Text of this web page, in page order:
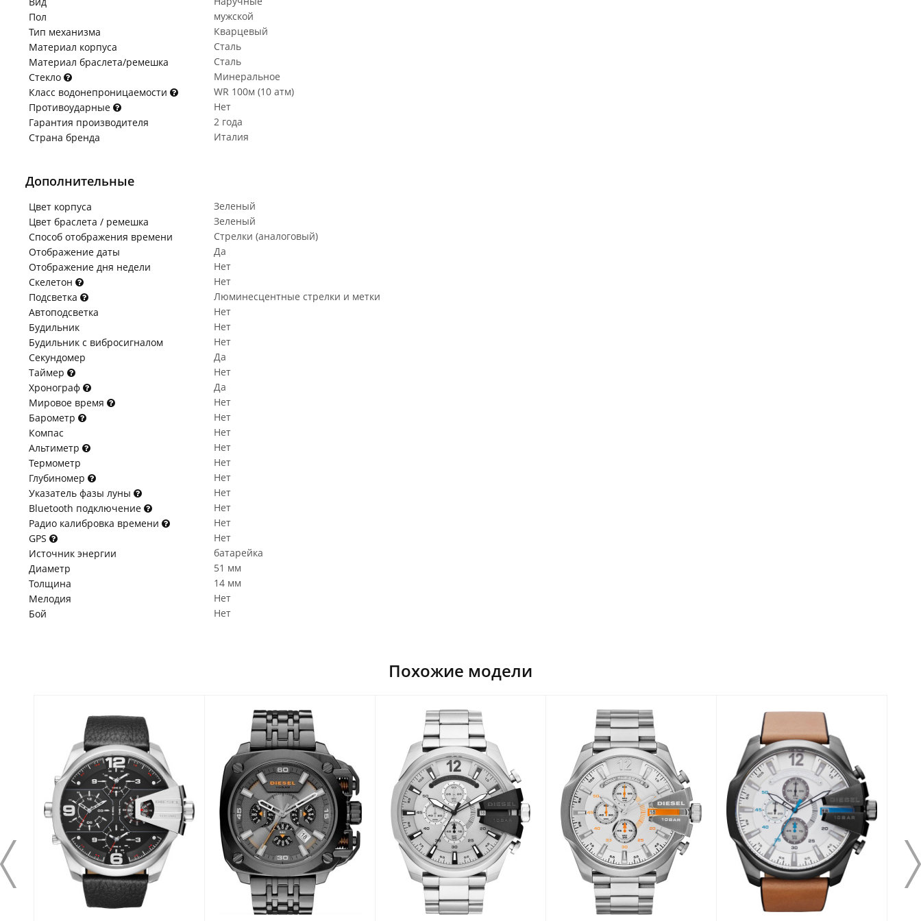
Пол
мужской
Тип механизма
Кварцевый
Материал корпуса
Сталь
Материал браслета/ремешка
Сталь
Стекло
Минеральное
Класс водонепроницаемости
WR 100м (10 атм)
Противоударные
Нет
Гарантия производителя
2 года
Страна бренда
Италия
Дополнительные
Цвет корпуса
Зеленый
Цвет браслета / ремешка
Зеленый
Способ отображения времени
Стрелки (аналоговый)
Отображение даты
Да
Отображение дня недели
Нет
Скелетон
Нет
Подсветка
Люминесцентные стрелки и метки
Автоподсветка
Нет
Будильник
Нет
Будильник с вибросигналом
Нет
Секундомер
Да
Таймер
Нет
Хронограф
Да
Мировое время
Нет
Барометр
Нет
Компас
Нет
Альтиметр
Нет
Термометр
Нет
Глубиномер
Нет
Указатель фазы луны
Нет
Bluetooth подключение
Нет
Радио калибровка времени
Нет
GPS
Нет
Источник энергии
батарейка
Диаметр
51 мм
Толщина
14 мм
Мелодия
Нет
Бой
Нет
Похожие модели